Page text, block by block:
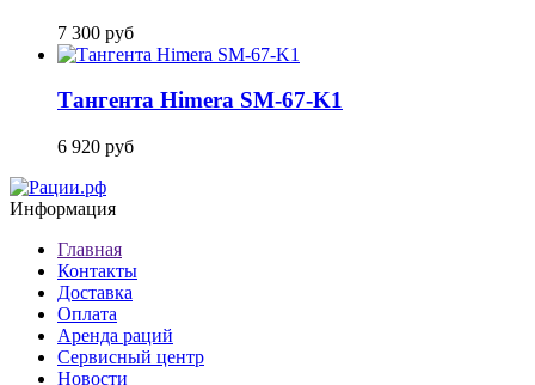
7 300 руб
Тангента Himera SM-67-K1
6 920 руб
Информация
Главная
Контакты
Доставка
Оплата
Аренда раций
Сервисный центр
Новости